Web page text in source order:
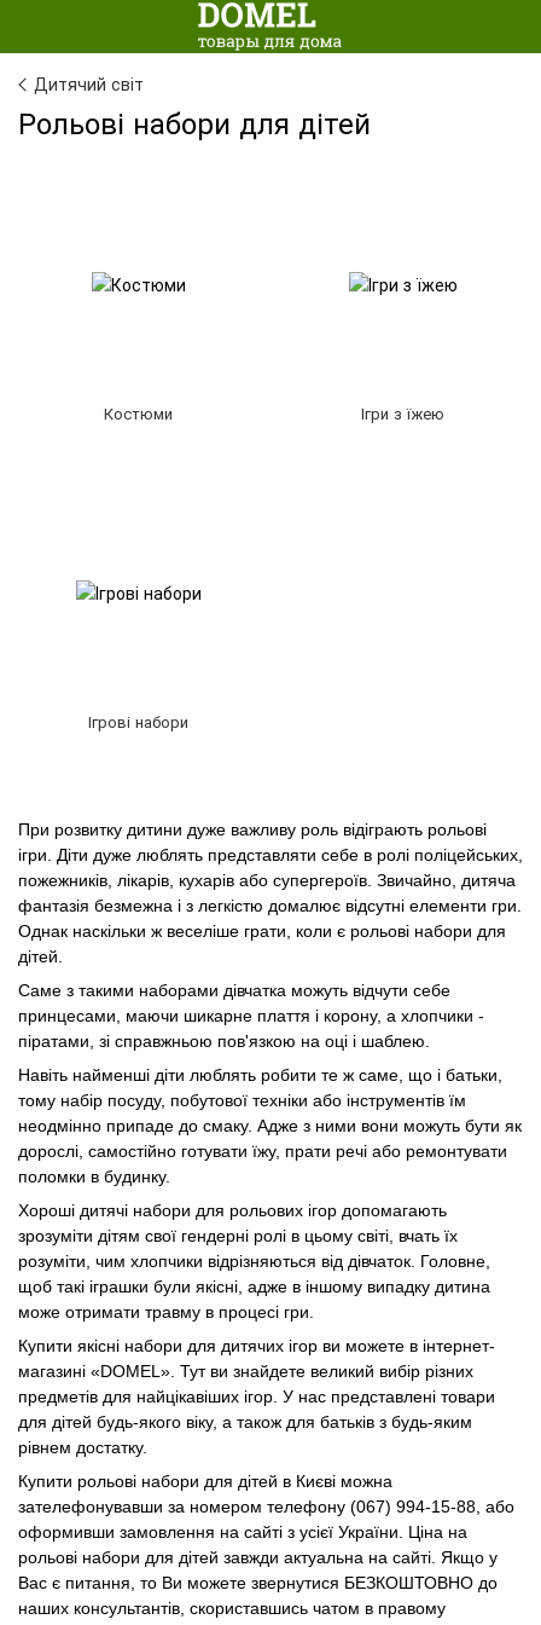
Дитячий світ
Рольові набори для дітей
Костюми Ігри з їжею
Ігрові набори
При розвитку дитини дуже важливу роль відіграють рольові
ігри. Діти дуже люблять представляти себе в ролі поліцейських,
пожежників, лікарів, кухарів або супергероїв. Звичайно, дитяча
фантазія безмежна і з легкістю домалює відсутні елементи гри.
Однак наскільки ж веселіше грати, коли є рольові набори для
дітей.
Саме з такими наборами дівчатка можуть відчути себе
принцесами, маючи шикарне плаття і корону, а хлопчики -
піратами, зі справжньою пов'язкою на оці і шаблею.
Навіть найменші діти люблять робити те ж саме, що і батьки,
тому набір посуду, побутової техніки або інструментів їм
неодмінно припаде до смаку. Адже з ними вони можуть бути як
дорослі, самостійно готувати їжу, прати речі або ремонтувати
поломки в будинку.
Хороші дитячі набори для рольових ігор допомагають
зрозуміти дітям свої гендерні ролі в цьому світі, вчать їх
розуміти, чим хлопчики відрізняються від дівчаток. Головне,
щоб такі іграшки були якісні, адже в іншому випадку дитина
може отримати травму в процесі гри.
Купити якісні набори для дитячих ігор ви можете в інтернет-
магазині «DOMEL». Тут ви знайдете великий вибір різних
предметів для найцікавіших ігор. У нас представлені товари
для дітей будь-якого віку, а також для батьків з будь-яким
рівнем достатку.
Купити рольові набори для дітей в Києві можна
зателефонувавши за номером телефону (067) 994-15-88, або
оформивши замовлення на сайті з усієї України. Ціна на
рольові набори для дітей завжди актуальна на сайті. Якщо у
Вас є питання, то Ви можете звернутися БЕЗКОШТОВНО до
наших консультантів, скориставшись чатом в правому